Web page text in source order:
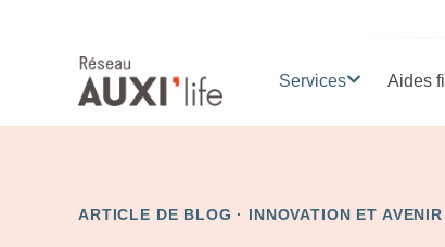
Services Aides
ARTICLE DE BLOG · INNOVATION ET AVENIR